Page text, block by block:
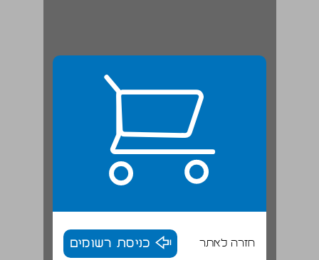
חזרה לאתר כניסת רשומים